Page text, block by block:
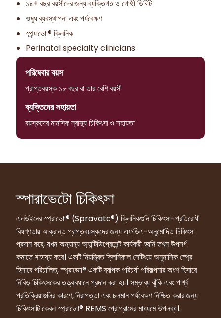
১৪+ বছর বয়সীদের জন্য ব্যক্তিগত ও গোষ্ঠী ডিবিটি
ওষুধ ব্যবস্থাপনা এবং পর্যবেক্ষণ
স্প্র্যাভাো® ক্লিনিক
Perinatal specialty clinicians
পরিষেবার বয়স
প্রাপ্তবয়স্ক ১৮ বছর বা তার বেশি বয়সী
ব্যক্তিদের সহায়তা
বয়স্কদের মানসিক স্বাস্থ্য চিকিৎসা ও সহায়তা
স্পারাভেটো চিকিৎসা
এলউইনের স্প্রাভাো® (Spravato®) ক্লিনিকগুলি চিকিৎসা-প্রতিরোধী
বিষণ্ণতায় আক্রান্ত প্রাপ্তবয়স্কদের জন্য এফডিএ-অনুমোদিত চিকিৎসা
প্রদান করে, যখন অন্যান্য অ্যান্টিডিপ্রেসেন্ট কার্যকরী হয়নি তখন উপসর্গ
কমাতে সাহায্য করে। একটি নিয়ন্ত্রিত ক্লিনিকাল সেটিংয়ে অনুনাসিক স্প্রে
হিসাবে পরিচালিত, স্প্রাভাো® একটি ব্যাপক পরিচর্যা পরিকল্পনার অংশ হিসাবে
নিবিড় চিকিৎসকের তত্ত্বাবধানে প্রদান করা হয়। সম্ভাব্য ঝুঁকি এবং পার্শ্ব
প্রতিক্রিয়াগুলির কারণে, নিরাপত্তা এবং চলমান পর্যবেক্ষণ নিশ্চিত করার জন্য
চিকিৎসাটি কেবল স্প্রাভাো® REMS প্রোগ্রামের মাধ্যমে উপলব্ধ।.